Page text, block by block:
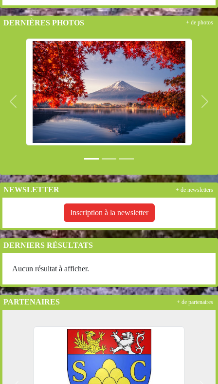
DERNIÈRES PHOTOS
Précedent
+ de photos
NEWSLETTER
Inscription à la newsletter
+ de newsletters
DERNIERS RÉSULTATS
Aucun résultat à afficher.
PARTENAIRES + de partenaires